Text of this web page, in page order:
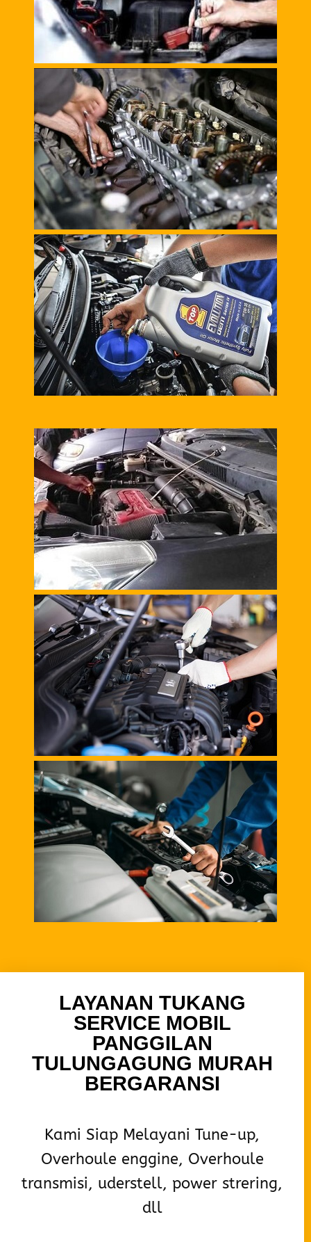
LAYANAN TUKANG
SERVICE MOBIL
PANGGILAN
TULUNGAGUNG MURAH
BERGARANSI
Kami Siap Melayani Tune-up,
Overhoule enggine, Overhoule
transmisi, uderstell, power strering,
dll